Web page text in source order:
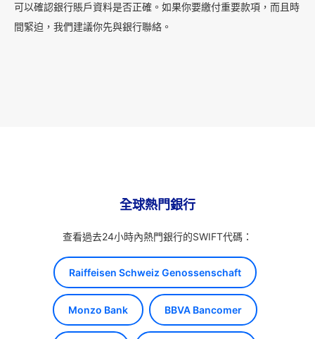
可以確認銀行賬戶資料是否正確。如果你要繳付重要款項，而且時
間緊迫，我們建議你先與銀行聯絡。
全球熱門銀行
查看過去24小時內熱門銀行的SWIFT代碼：
Raiffeisen Schweiz Genossenschaft
Monzo Bank BBVA Bancomer